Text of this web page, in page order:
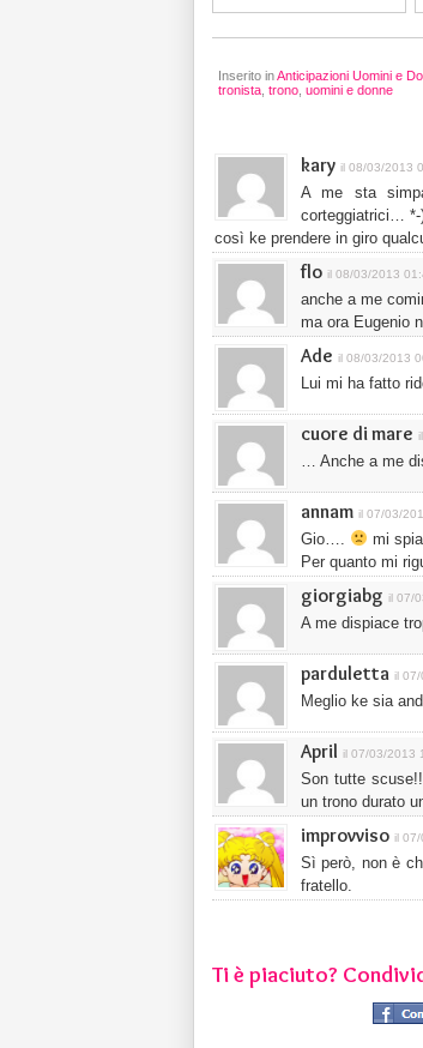
Inserito inAnticipazioni Uomini e
tronista trono uomini e donne
kary il 08/03/2013
A me sta
corteggiatrici… *-
così ke prendere in giro
flo il 08/03/2013
anche a me
ma ora Eugenio
Ade il 08/03/2013
Lui mi ha fatto
cuore di mare
… Anche a me
annam il 07/03/
Gio….
mi
Per quanto mi
giorgiabg il 07/
A me dispiace
parduletta il
Meglio ke sia
April il 07/03/2013
Son tutte
un trono durato
improvviso il 07/
Sì però, non è
fratello.
Ti è piaciuto?